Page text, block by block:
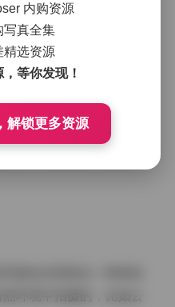
博主，她的写真作品一
称。这组合集中的图片
时也不乏一些略带复古
柔和而自然，整体给人
论是户外阳光下的自然
内购资源
写真全集
精选资源
等你发现！
解锁更多资源